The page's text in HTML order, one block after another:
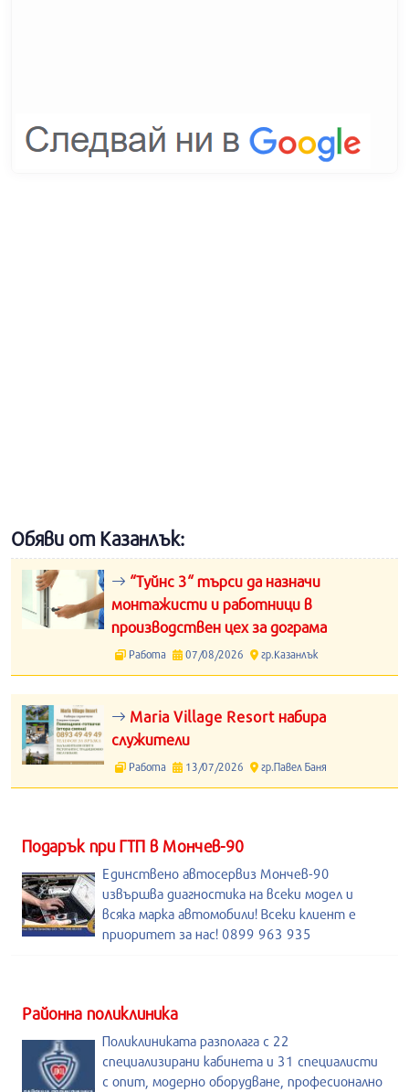
Обяви от Казанлък:
“Туйнс 3“ търси да назначи
монтажисти и работници в
производствен цех за дограма
Работа 07/08/2026 гр.Казанлък
Maria Village Resort набира
служители
Работа 13/07/2026 гр.Павел Баня
Подарък при ГТП в Мончев-90
Единствено автосервиз Мончев-90
извършва диагностика на всеки модел и
всяка марка автомобили! Всеки клиент е
приоритет за нас! 0899 963 935
Районна поликлиника
Поликлиниката разполага с 22
специализирани кабинета и 31 специалисти
с опит, модерно оборудване, професионално